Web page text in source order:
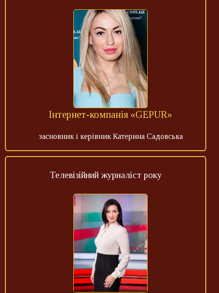
Інтернет-компанія «GEPUR»
засновник і керівник Катерина Садовська
Телевізійний журналіст року